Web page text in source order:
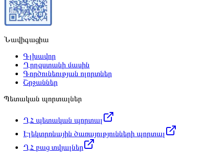
Նավիգացիա
Գլխավոր
Ղրղզստանի մասին
Գործունեության ոլորտներ
Շրջաններ
Պետական պորտալներ
ՂՀ պետական պորտալ
Էլեկտրոնային ծառայությունների պորտալ
ՂՀ բաց տվյալներ